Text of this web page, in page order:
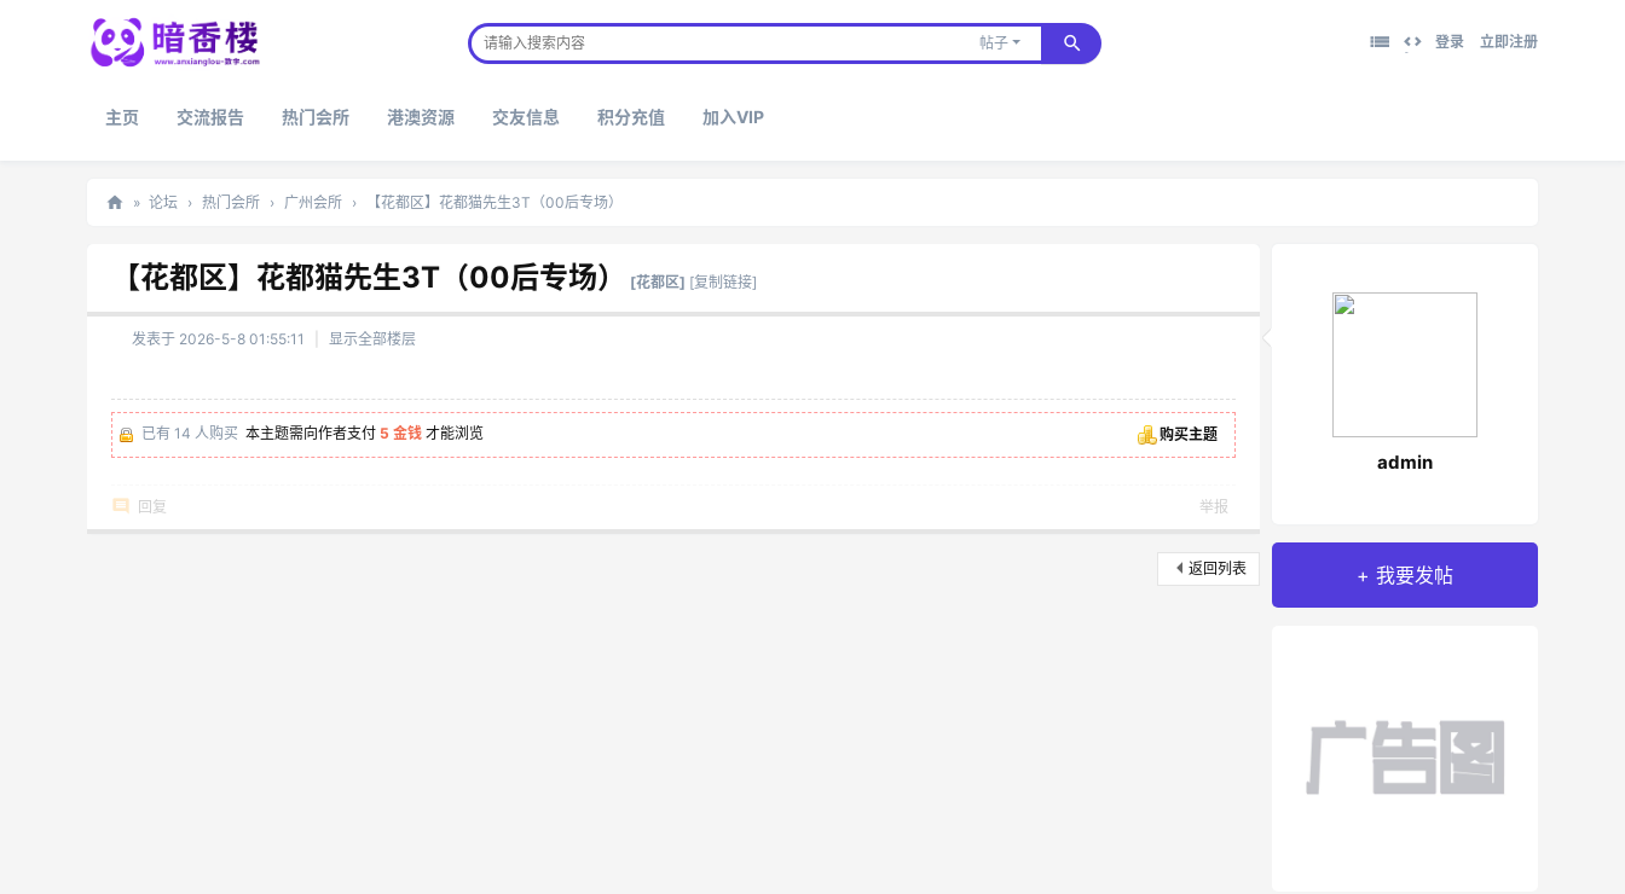
帖子 登录 立即注册
主页 交流报告 热门会所 港澳资源 交友信息 积分充值 加入VIP
» 论坛 › 热门会所 › 广州会所 › 【花都区】花都猫先生3T（00后专场）
【花都区】花都猫先生3T（00后专场） [花都区] [复制链接]
发表于 2026-5-8 01:55:11 显示全部楼层
购买主题
已有 14 人购买 本主题需向作者支付 5 金钱 才能浏览
回复 举报
返回列表
admin
+ 我要发帖